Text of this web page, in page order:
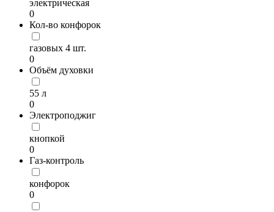
электрическая
0
Кол-во конфорок
газовых 4 шт.
0
Объём духовки
55 л
0
Электроподжиг
кнопкой
0
Газ-контроль
конфорок
0